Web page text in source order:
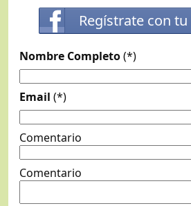
Regístrate con tu
Nombre Completo(*)
Email (*)
Comentario
Comentario